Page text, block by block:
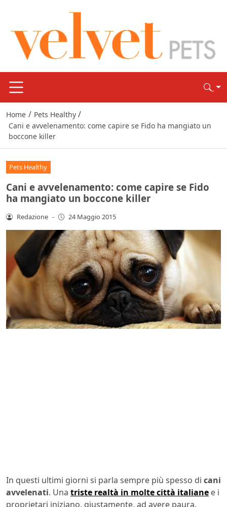
Home / Pets Healthy /
Cani e avvelenamento: come capire se Fido ha mangiato un
boccone killer
Pets Healthy
Cani e avvelenamento: come capire se Fido
ha mangiato un boccone killer
Redazione - 24 Maggio 2015
In questi ultimi giorni si parla sempre più spesso di cani
avvelenati. Una triste realtà in molte città italiane e i
proprietari iniziano, giustamente, ad avere paura.